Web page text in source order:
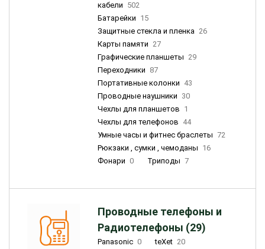
кабели 502
Батарейки 15
Защитные стекла и пленка 26
Карты памяти 27
Графические планшеты 29
Переходники 87
Портативные колонки 43
Проводные наушники 30
Чехлы для планшетов 1
Чехлы для телефонов 44
Умные часы и фитнес браслеты 72
Рюкзаки , сумки , чемоданы 16
Фонари 0 Триподы 7
Проводные телефоны и
Радиотелефоны (29)
Panasonic 0 teXet 20